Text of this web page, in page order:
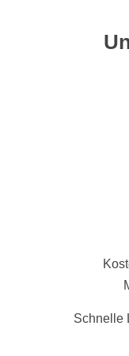
Schnelle